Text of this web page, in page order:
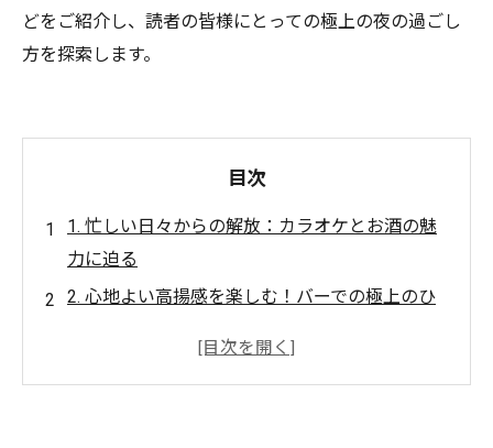
どをご紹介し、読者の皆様にとっての極上の夜の過ごし
方を探索します。
目次
1. 忙しい日々からの解放：カラオケとお酒の魅
力に迫る
2. 心地よい高揚感を楽しむ！バーでの極上のひ